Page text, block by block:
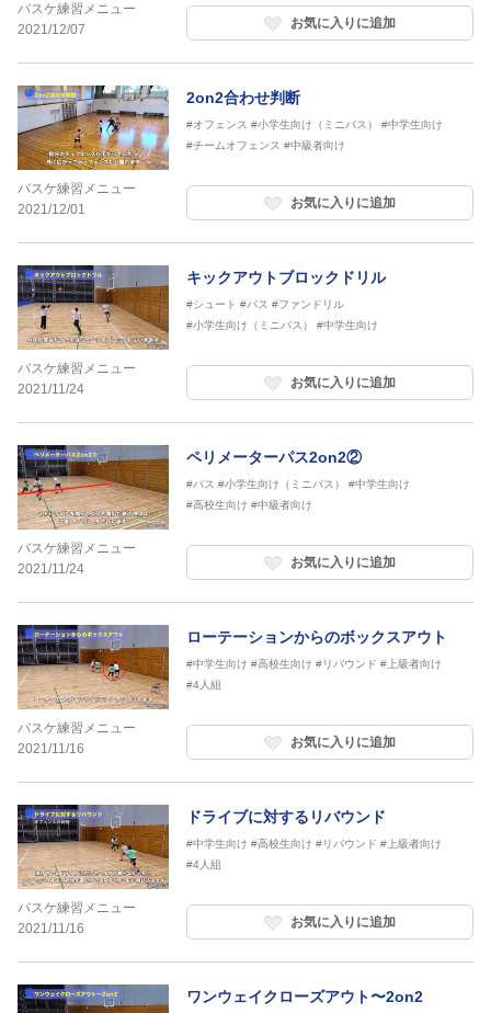
バスケ練習メニュー
2021/12/07
お気に入りに追加
バスケ練習メニュー
2021/12/01
2on2合わせ判断
#オフェンス #小学生向け（ミニバス）
#中学生向け
#チームオフェンス #中級者向け
お気に入りに追加
バスケ練習メニュー
2021/11/24
キックアウトブロックドリル
#シュート #パス #ファンドリル
#小学生向け（ミニバス）
#中学生向け
お気に入りに追加
バスケ練習メニュー
2021/11/24
ペリメーターパス2on2②
#パス #小学生向け（ミニバス）
#中学生向け
#高校生向け #中級者向け
お気に入りに追加
バスケ練習メニュー
2021/11/16
ローテーションからのボックスアウト
#中学生向け #高校生向け #リバウンド #上級者向け
#4人組
お気に入りに追加
バスケ練習メニュー
2021/11/16
ドライブに対するリバウンド
#中学生向け #高校生向け #リバウンド #上級者向け
#4人組
お気に入りに追加
ワンウェイクローズアウト〜2on2